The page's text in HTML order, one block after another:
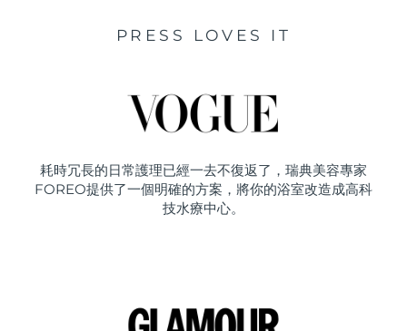
PRESS LOVES IT
耗時冗長的日常護理已經一去不復返了，瑞典美容專家
FOREO提供了一個明確的方案，將你的浴室改造成高科
技水療中心。